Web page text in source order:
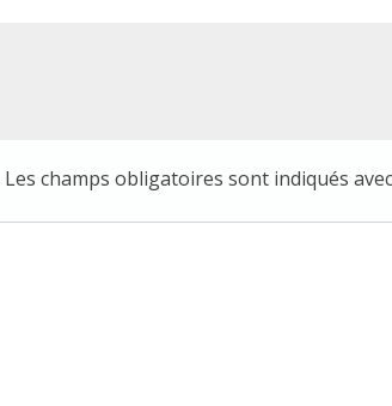
Les champs obligatoires sont indiqués avec